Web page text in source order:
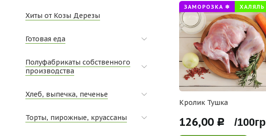
Хиты от Козы Дерезы
Готовая еда
Полуфабрикаты собственного
производства
Хлеб, выпечка, печенье
Торты, пирожные, круассаны
ЗАМОРОЗКА ❄ ХАЛЯЛЬ
Кролик Тушка
126,00 Р /100гр